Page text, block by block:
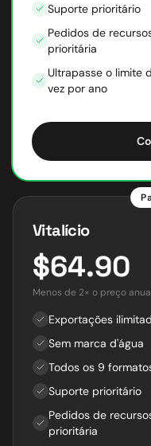
Suporte prioritário
Pedidos de
prioritária
Ultrapasse o limite
vez por ano
Vitalício
$64.90
Menos de 2× o preço
Exportações
Sem marca d'água
Todos os 9
Suporte prioritário
Pedidos de
prioritária